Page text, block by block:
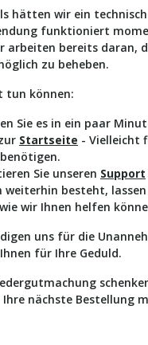
hätten wir ein
funktioniert
arbeiten bereits daran,
zu beheben.
tun können:
Sie es in ein paar
Startseite - Vielleicht
Sie unseren Support
weiterhin besteht,
wir Ihnen helfen
uns für die
für Ihre Geduld.
nächste Bestellung